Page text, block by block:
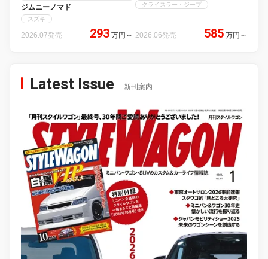
ジムニーノマド
スズキ
2026.07発売 293 万円 ～
クライスラー・ジープ
2026.06発売 585 万円 ～
Latest Issue 新刊案内